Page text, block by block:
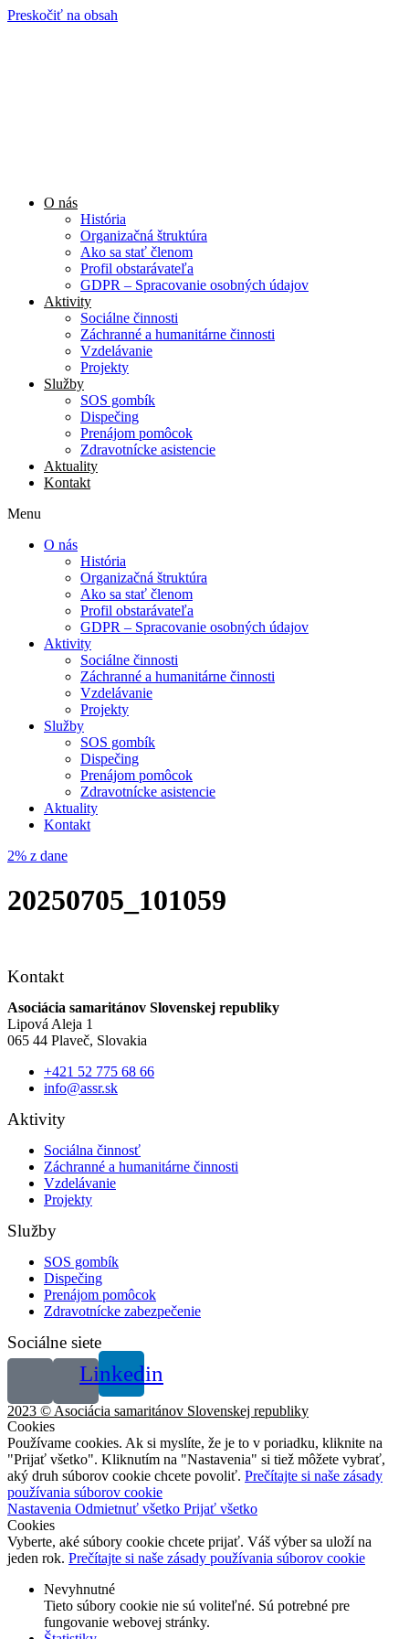
Preskočiť na obsah
O nás
História
Organizačná štruktúra
Ako sa stať členom
Profil obstarávateľa
GDPR – Spracovanie osobných údajov
Aktivity
Sociálne činnosti
Záchranné a humanitárne činnosti
Vzdelávanie
Projekty
Služby
SOS gombík
Dispečing
Prenájom pomôcok
Zdravotnícke asistencie
Aktuality
Kontakt
Menu
O nás
História
Organizačná štruktúra
Ako sa stať členom
Profil obstarávateľa
GDPR – Spracovanie osobných údajov
Aktivity
Sociálne činnosti
Záchranné a humanitárne činnosti
Vzdelávanie
Projekty
Služby
SOS gombík
Dispečing
Prenájom pomôcok
Zdravotnícke asistencie
Aktuality
Kontakt
2% z dane
20250705_101059
Kontakt
Asociácia samaritánov Slovenskej republiky
Lipová Aleja 1
065 44 Plaveč, Slovakia
+421 52 775 68 66
info@assr.sk
Aktivity
Sociálna činnosť
Záchranné a humanitárne činnosti
Vzdelávanie
Projekty
Služby
SOS gombík
Dispečing
Prenájom pomôcok
Zdravotnícke zabezpečenie
Sociálne siete
Linkedin
2023 © Asociácia samaritánov Slovenskej republiky
Cookies
Používame cookies. Ak si myslíte, že je to v poriadku, kliknite na
"Prijať všetko". Kliknutím na "Nastavenia" si tiež môžete vybrať,
aký druh súborov cookie chcete povoliť. Prečítajte si naše zásady
používania súborov cookie
Nastavenia Odmietnuť všetko Prijať všetko
Cookies
Vyberte, aké súbory cookie chcete prijať. Váš výber sa uloží na
jeden rok. Prečítajte si naše zásady používania súborov cookie
Nevyhnutné
Tieto súbory cookie nie sú voliteľné. Sú potrebné pre
fungovanie webovej stránky.